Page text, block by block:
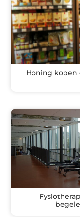
Honing kopen